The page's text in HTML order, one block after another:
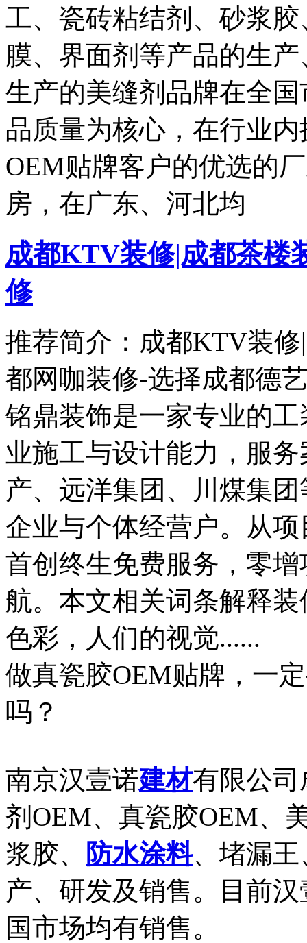
工、瓷砖粘结剂、砂浆
膜、界面剂等产品的生
生产的美缝剂品牌在全
品质量为核心，在行业
OEM贴牌客户的优选的
房，在广东、河北均
成都KTV装修|成都茶楼
修
推荐简介：成都KTV装
都网咖装修-选择成都德
铭鼎装饰是一家专业的
业施工与设计能力，服
产、远洋集团、川煤集
企业与个体经营户。从
首创终生免费服务，零
航。本文相关词条解释
色彩，人们的视觉......
做真瓷胶OEM贴牌，一
吗？
南京汉壹诺建材有限公司
剂OEM、真瓷胶OEM、
浆胶、
防水涂料、堵漏
产、研发及销售。目前
国市场均有销售。